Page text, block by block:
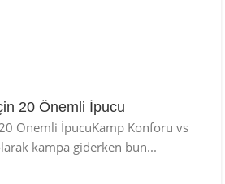
20 Önemli İpucu
Önemli İpucuKamp Konforu vs
kampa giderken bun...